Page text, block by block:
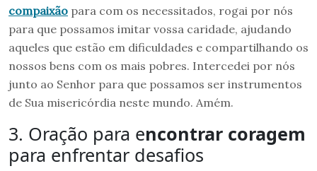
compaixão para com os necessitados, rogai por nós
para que possamos imitar vossa caridade, ajudando
aqueles que estão em dificuldades e compartilhando os
nossos bens com os mais pobres. Intercedei por nós
junto ao Senhor para que possamos ser instrumentos
de Sua misericórdia neste mundo. Amém.
3. Oração para encontrar coragem
para enfrentar desafios